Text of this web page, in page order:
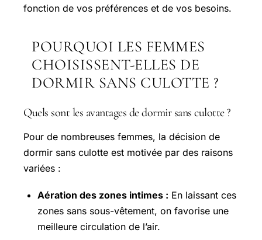
fonction de vos préférences et de vos besoins.
POURQUOI LES FEMMES
CHOISISSENT-ELLES DE
DORMIR SANS CULOTTE ?
Quels sont les avantages de dormir sans culotte ?
Pour de nombreuses femmes, la décision de
dormir sans culotte est motivée par des raisons
variées :
Aération des zones intimes : En laissant ces
zones sans sous-vêtement, on favorise une
meilleure circulation de l’air.